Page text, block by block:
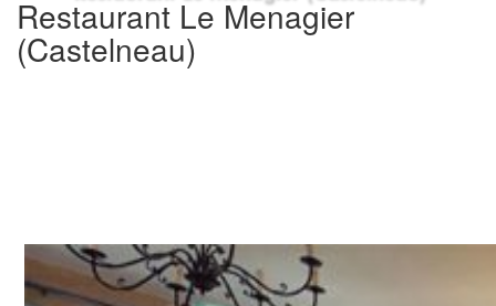
Restaurant Le Menagier
(Castelneau)